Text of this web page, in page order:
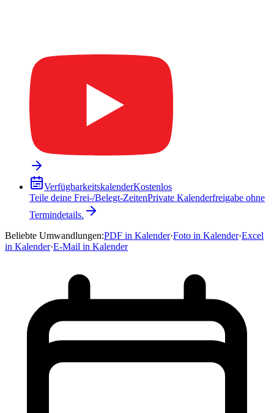
VerfügbarkeitskalenderKostenlos
Teile deine Frei-/Belegt-ZeitenPrivate Kalenderfreigabe ohne
Termindetails.
Beliebte Umwandlungen:PDF in Kalender·Foto in Kalender·Excel
in Kalender·E-Mail in Kalender